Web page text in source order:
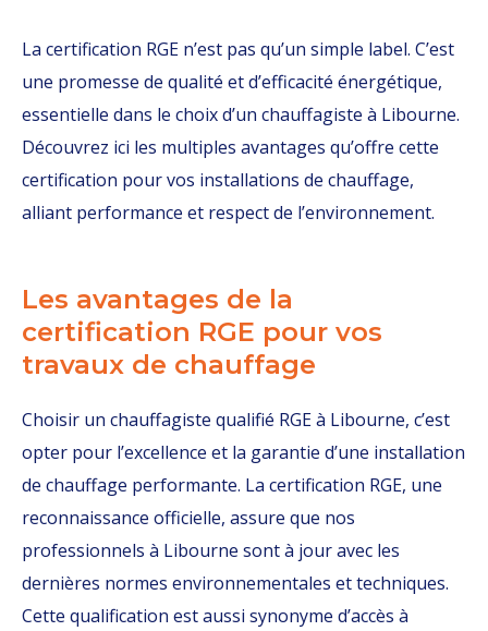
La certification RGE n’est pas qu’un simple label. C’est
une promesse de qualité et d’efficacité énergétique,
essentielle dans le choix d’un chauffagiste à Libourne.
Découvrez ici les multiples avantages qu’offre cette
certification pour vos installations de chauffage,
alliant performance et respect de l’environnement.
Les avantages de la
certification RGE pour vos
travaux de chauffage
Choisir un chauffagiste qualifié RGE à Libourne, c’est
opter pour l’excellence et la garantie d’une installation
de chauffage performante. La certification RGE, une
reconnaissance officielle, assure que nos
professionnels à Libourne sont à jour avec les
dernières normes environnementales et techniques.
Cette qualification est aussi synonyme d’accès à